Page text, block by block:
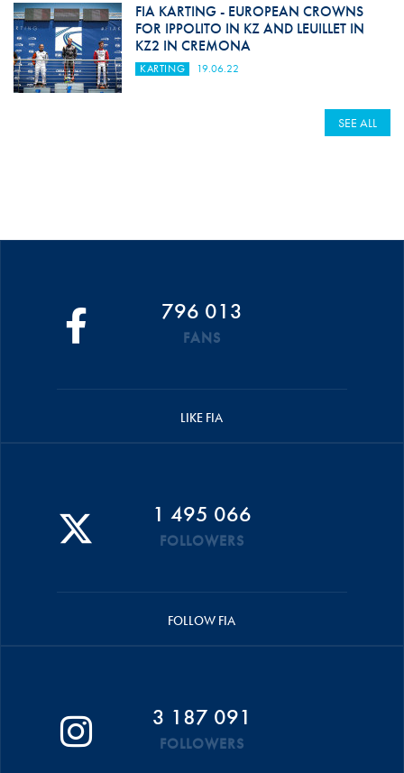
FIA KARTING - EUROPEAN CROWNS
FOR IPPOLITO IN KZ AND LEUILLET IN
KZ2 IN CREMONA
KARTING 19.06.22
SEE ALL
796 013
FANS
LIKE FIA
1 495 066
FOLLOWERS
FOLLOW FIA
3 187 091
FOLLOWERS